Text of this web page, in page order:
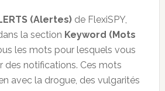
(Alertes) de FlexiSPY,
la section Keyword ( Mots
les mots pour lesquels vous
des notifications. Ces mots
avec la drogue, des vulgarités